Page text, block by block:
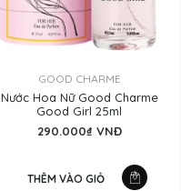
GOOD CHARME
Nước Hoa Nữ Good Charme
Good Girl 25ml
290.000₫ VNĐ
THÊM VÀO GIỎ